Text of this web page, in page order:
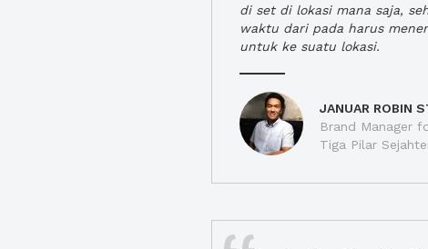
di set di lokasi mana saja,
waktu dari pada harus
untuk ke suatu lokasi.
JANUAR ROBIN
Brand Manager
Tiga Pilar